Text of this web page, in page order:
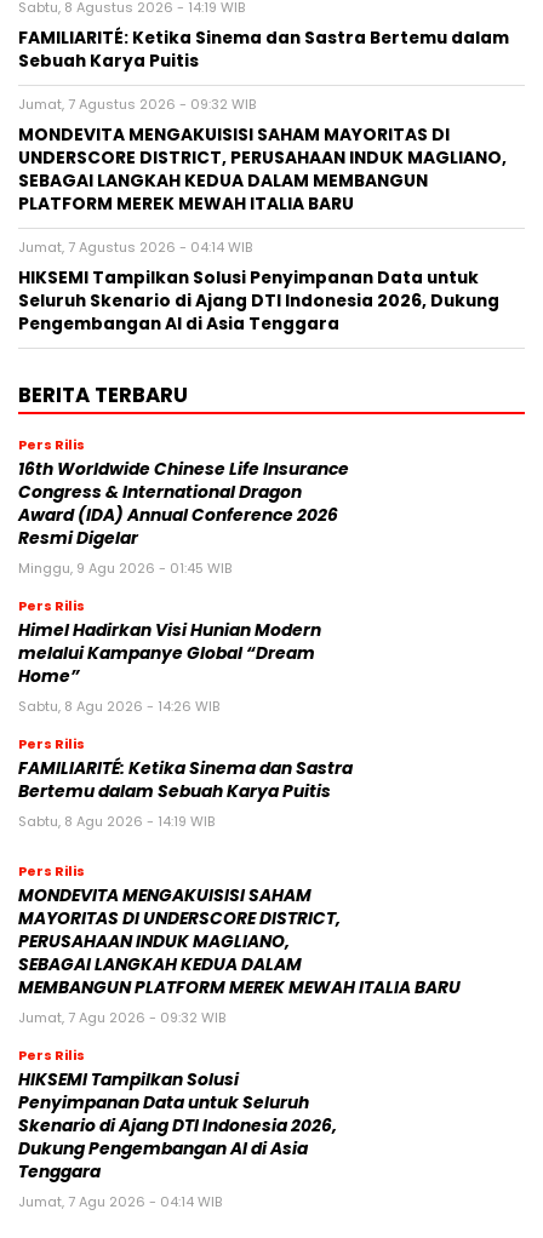
Sabtu, 8 Agustus 2026 - 14:19 WIB
FAMILIARITÉ: Ketika Sinema dan Sastra Bertemu dalam
Sebuah Karya Puitis
Jumat, 7 Agustus 2026 - 09:32 WIB
MONDEVITA MENGAKUISISI SAHAM MAYORITAS DI
UNDERSCORE DISTRICT, PERUSAHAAN INDUK MAGLIANO,
SEBAGAI LANGKAH KEDUA DALAM MEMBANGUN
PLATFORM MEREK MEWAH ITALIA BARU
Jumat, 7 Agustus 2026 - 04:14 WIB
HIKSEMI Tampilkan Solusi Penyimpanan Data untuk
Seluruh Skenario di Ajang DTI Indonesia 2026, Dukung
Pengembangan AI di Asia Tenggara
BERITA TERBARU
Pers Rilis
16th Worldwide Chinese Life Insurance
Congress & International Dragon
Award (IDA) Annual Conference 2026
Resmi Digelar
Minggu, 9 Agu 2026 - 01:45 WIB
Pers Rilis
Himel Hadirkan Visi Hunian Modern
melalui Kampanye Global “Dream
Home”
Sabtu, 8 Agu 2026 - 14:26 WIB
Pers Rilis
FAMILIARITÉ: Ketika Sinema dan Sastra
Bertemu dalam Sebuah Karya Puitis
Sabtu, 8 Agu 2026 - 14:19 WIB
Pers Rilis
MONDEVITA MENGAKUISISI SAHAM
MAYORITAS DI UNDERSCORE DISTRICT,
PERUSAHAAN INDUK MAGLIANO,
SEBAGAI LANGKAH KEDUA DALAM
MEMBANGUN PLATFORM MEREK MEWAH ITALIA BARU
Jumat, 7 Agu 2026 - 09:32 WIB
Pers Rilis
HIKSEMI Tampilkan Solusi
Penyimpanan Data untuk Seluruh
Skenario di Ajang DTI Indonesia 2026,
Dukung Pengembangan AI di Asia
Tenggara
Jumat, 7 Agu 2026 - 04:14 WIB